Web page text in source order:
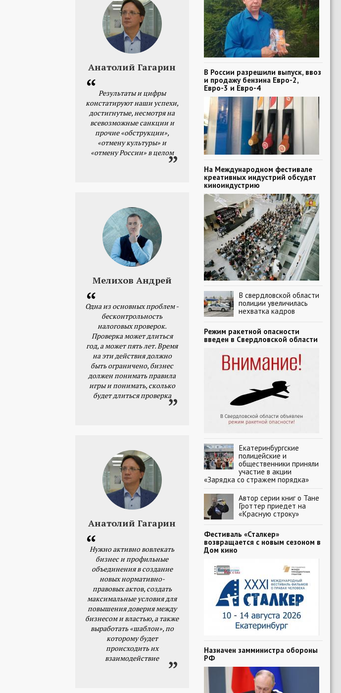
Анатолий Гагарин
Результаты и цифры
констатируют наши успехи,
достигнутые, несмотря на
всевозможные санкции и
прочие «обструкции»,
«отмену культуры» и
«отмену России» в целом
Мелихов Андрей
Одна из основных проблем -
бесконтрольность
налоговых проверок.
Проверка может длиться
год, а может пять лет. Время
на эти действия должно
быть ограничено, бизнес
должен понимать правила
игры и понимать, сколько
будет длиться проверка
Анатолий Гагарин
Нужно активно вовлекать
бизнес и профильные
объединения в создание
новых нормативно-
правовых актов, создать
максимальные условия для
повышения доверия между
бизнесом и властью, а также
выработать «шаблон», по
которому будет
происходить их
взаимодействие
В России разрешили выпуск, ввоз
и продажу бензина Евро-2,
Евро-3 и Евро-4
На Международном фестивале
креативных индустрий обсудят
киноиндустрию
В свердловской области
полиции увеличилась
нехватка кадров
Режим ракетной опасности
введен в Свердловской области
Екатеринбургские
полицейские и
общественники приняли
участие в акции
«Зарядка со стражем порядка»
Автор серии книг о Тане
Гроттер приедет на
«Красную строку»
Фестиваль «Сталкер»
возвращается с новым сезоном в
Дом кино
Назначен замминистра обороны
РФ